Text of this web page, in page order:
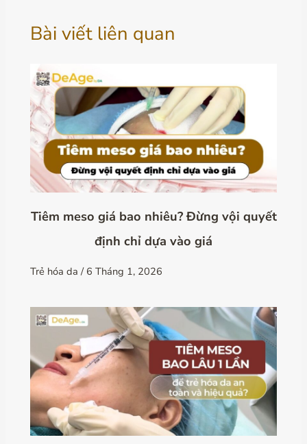
Bài viết liên quan
Tiêm meso giá bao nhiêu? Đừng vội quyết
định chỉ dựa vào giá
Trẻ hóa da / 6 Tháng 1, 2026